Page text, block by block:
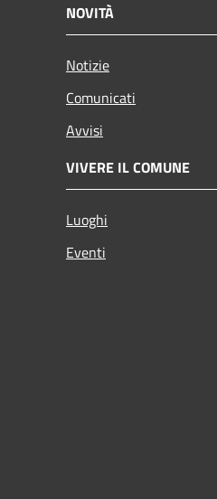
NOVITÀ
Notizie
Comunicati
Avvisi
VIVERE IL COMUNE
Luoghi
Eventi